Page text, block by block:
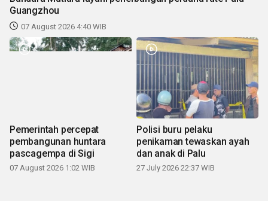
Guangzhou
07 August 2026 4:40 WIB
Pemerintah percepat
pembangunan huntara
pascagempa di Sigi
07 August 2026 1:02 WIB
Polisi buru pelaku
penikaman tewaskan ayah
dan anak di Palu
27 July 2026 22:37 WIB